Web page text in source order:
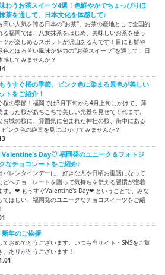
わうお茶スイーツ4選！色鮮やかでちょっぴりほ
茶を通して、日本文化を体感して♪
高い人気を誇る日本の"お茶"。お茶の産地として全国的
る福岡では、八女抹茶をはじめ、美味しいお茶を使っ
ツが楽しめるスポットが沢山あるんです！目にも鮮や
色とほろ苦い風味が魅力の"お茶スイーツ"を通して、日
感してみませんか？
うすぐ桜の季節。ピンク色に染まる景色が美しい
トをご紹介！
桜の季節！福岡では3月下旬から4月上旬にかけて、薄
まった桜があちこちで美しい光景を見せてくれます。
お城の桜に、雰囲気に包まれた神社の桜、街中にある
ンク色の絶景を見に出かけてみませんか？
Day♡ 福岡発のユニーク＆フォトジ
なチョコレートをご紹介♪
バレンタインデーに、好きな人や日頃お世話になって
どへチョコレートを贈って気持ちを伝える習慣が定着
す。❤ もうすぐValentine's Day❤ ということで、みな
てほしい、福岡発のユニークなチョコスイーツをご紹
新年のご挨拶
ておめでとうございます。いつも当サイト・SNSをご覧
、ありがとうございます！